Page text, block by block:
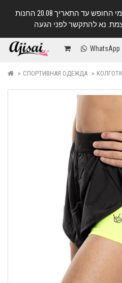
לקוחות נכבדים, שימו ♥️ לב! בימי החופש עד התאריך 20.08 החנות
WhatsApp
СПОРТИВНАЯ ОДЕЖДА